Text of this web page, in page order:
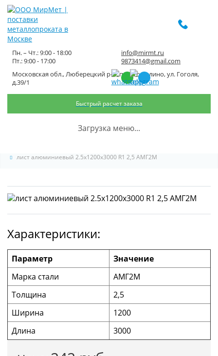
Московская обл., Люберецкий р-н, пос. Томилино, ул. Гоголя,
д.39/1
Пн. – Чт.: 9:00 - 18:00
Пт.: 9:00 - 17:00
info@mirmt.ru
9873414@gmail.com
Быстрый расчет заказа
Загрузка меню...
лист алюминиевый
2.5x1200x3000 R1 2,5 АМГ2М
лист алюминиевый 2.5x1200x3000 R1 2,5 АМГ2М
Характеристики:
Параметр
Значение
Марка стали
АМГ2М
Толщина
2,5
Ширина
1200
Длина
3000